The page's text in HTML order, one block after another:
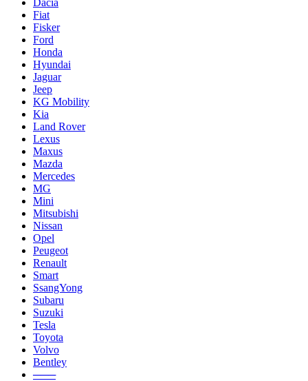
Fiat
Fisker
Ford
Honda
Hyundai
Jaguar
Jeep
KG Mobility
Kia
Land Rover
Lexus
Maxus
Mazda
Mercedes
MG
Mini
Mitsubishi
Nissan
Opel
Peugeot
Renault
Smart
SsangYong
Subaru
Suzuki
Tesla
Toyota
Volvo
Bentley
───